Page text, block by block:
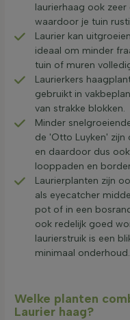
laurierhaag ook
waardoor je tuin
Laurier kan
ideaal om minder
tuin of muren
Laurierkers
gebruikt in
van strakke blokken.
Minder
de 'Otto Luyken'
en daardoor dus
looppaden en
Laurierplanten zijn
als eyecatcher
pot of in een
ook redelijk goed
laurierstruik is een
minimaal onderhoud.
Welke planten
Laurier haag?